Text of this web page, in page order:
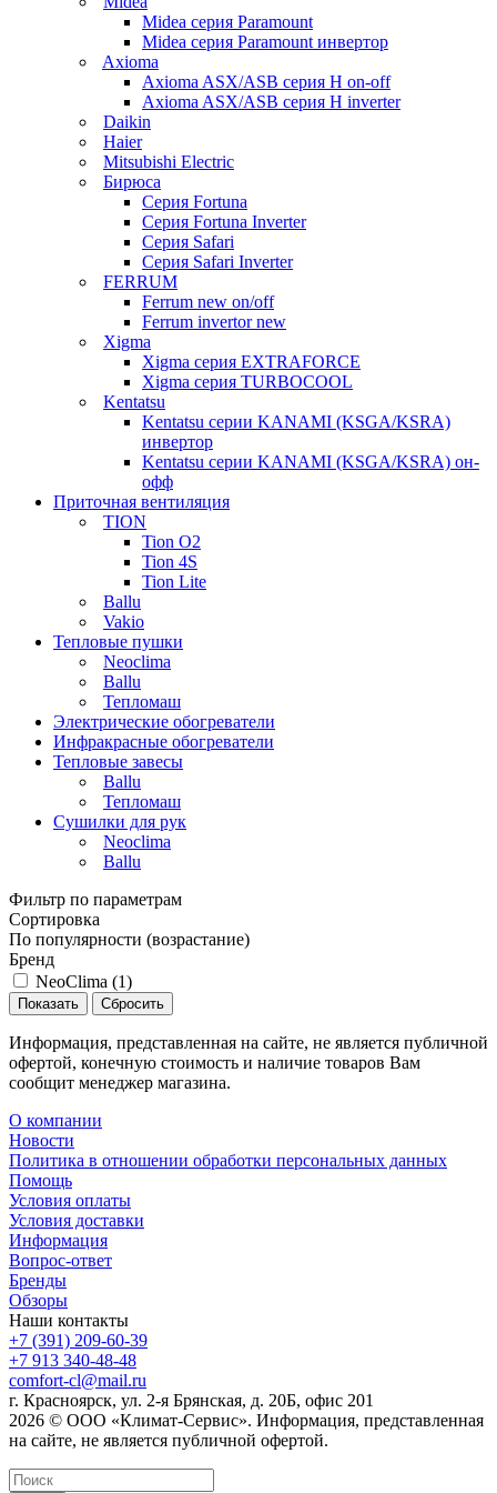
Midea серия Paramount
Midea серия Paramount инвертор
Axioma
Axioma ASX/ASB серия Н on-off
Axioma ASX/ASB серия Н inverter
Daikin
Haier
Mitsubishi Electric
Бирюса
Серия Fortuna
Серия Fortuna Inverter
Серия Safari
Серия Safari Inverter
FERRUM
Ferrum new on/off
Ferrum invertor new
Xigma
Xigma серия EXTRAFORCE
Xigma серия TURBOCOOL
Kentatsu
Kentatsu серии KANAMI (KSGA/KSRA)
инвертор
Kentatsu серии KANAMI (KSGA/KSRA) он-
офф
Приточная вентиляция
TION
Tion O2
Tion 4S
Tion Lite
Ballu
Vakio
Тепловые пушки
Neoclima
Ballu
Тепломаш
Электрические обогреватели
Инфракрасные обогреватели
Тепловые завесы
Ballu
Тепломаш
Сушилки для рук
Neoclima
Ballu
Фильтр по параметрам
Сортировка
По популярности (возрастание)
Бренд
NeoClima (1)
Сбросить
Информация, представленная на сайте, не является публичной
офертой, конечную стоимость и наличие товаров Вам
сообщит менеджер магазина.
О компании
Новости
Политика в отношении обработки персональных данных
Помощь
Условия оплаты
Условия доставки
Информация
Вопрос-ответ
Бренды
Обзоры
Наши контакты
+7 (391) 209-60-39
+7 913 340-48-48
comfort-cl@mail.ru
г. Красноярск, ул. 2-я Брянская, д. 20Б, офис 201
2026 © ООО «Климат-Сервис». Информация, представленная
на сайте, не является публичной офертой.